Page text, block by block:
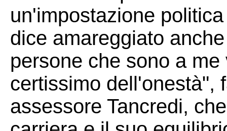
un'impostazione
dice amareggiato
persone che sono a
certissimo dell'onestà",
assessore Tancredi,